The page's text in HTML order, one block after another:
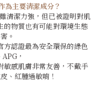
為主要清潔成分？
清潔力強，但已被證明對肌
的物質也有可能對環境生態
。
方認證最為安全環保的綠色
，
感肌膚非常友善， 不戴手
、紅腫過敏唷！